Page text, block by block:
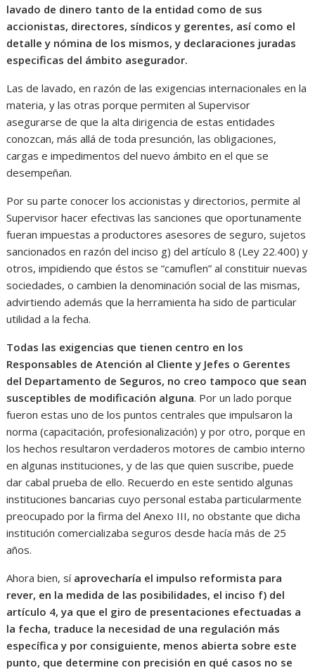
lavado de dinero tanto de la entidad como de sus
accionistas, directores, síndicos y gerentes, así como el
detalle y nómina de los mismos, y declaraciones juradas
especificas del ámbito asegurador.
Las de lavado, en razón de las exigencias internacionales en la
materia, y las otras porque permiten al Supervisor
asegurarse de que la alta dirigencia de estas entidades
conozcan, más allá de toda presunción, las obligaciones,
cargas e impedimentos del nuevo ámbito en el que se
desempeñan.
Por su parte conocer los accionistas y directorios, permite al
Supervisor hacer efectivas las sanciones que oportunamente
fueran impuestas a productores asesores de seguro, sujetos
sancionados en razón del inciso g) del artículo 8 (Ley 22.400) y
otros, impidiendo que éstos se “camuflen” al constituir nuevas
sociedades, o cambien la denominación social de las mismas,
advirtiendo además que la herramienta ha sido de particular
utilidad a la fecha.
Todas las exigencias que tienen centro en los
Responsables de Atención al Cliente y Jefes o Gerentes
del Departamento de Seguros, no creo tampoco que sean
susceptibles de modificación alguna. Por un lado porque
fueron estas uno de los puntos centrales que impulsaron la
norma (capacitación, profesionalización) y por otro, porque en
los hechos resultaron verdaderos motores de cambio interno
en algunas instituciones, y de las que quien suscribe, puede
dar cabal prueba de ello. Recuerdo en este sentido algunas
instituciones bancarias cuyo personal estaba particularmente
preocupado por la firma del Anexo III, no obstante que dicha
institución comercializaba seguros desde hacía más de 25
años.
Ahora bien, sí aprovecharía el impulso reformista para
rever, en la medida de las posibilidades, el inciso f) del
artículo 4, ya que el giro de presentaciones efectuadas a
la fecha, traduce la necesidad de una regulación más
específica y por consiguiente, menos abierta sobre este
punto, que determine con precisión en qué casos no se